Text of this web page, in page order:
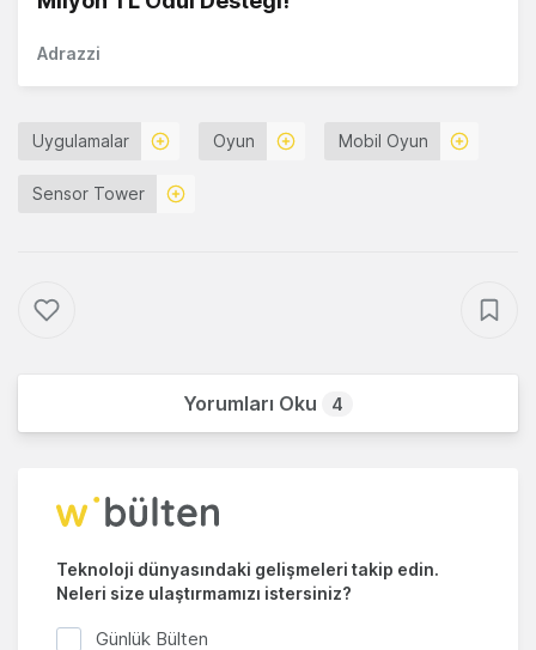
Adrazzi
Uygulamalar Oyun Mobil Oyun
Sensor Tower
Yorumları Oku 4
Teknoloji dünyasındaki gelişmeleri takip edin.
Neleri size ulaştırmamızı istersiniz?
Günlük Bülten